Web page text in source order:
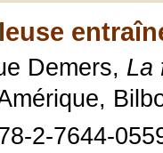
Demers, La
2-7644-